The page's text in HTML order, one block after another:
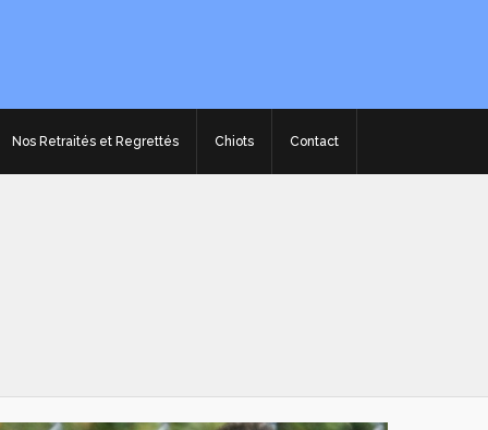
Nos Retraités et Regrettés Chiots Contact